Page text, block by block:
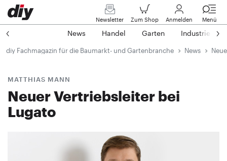
Newsletter Zum Shop Anmelden Menü
News Handel Garten Industrie
diy Fachmagazin für die Baumarkt- und Gartenbranche News
MATTHIAS MANN
Neuer Vertriebsleiter bei
Lugato